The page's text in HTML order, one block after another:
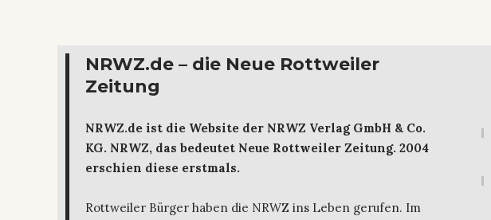
NRWZ.de – die Neue Rottweiler
Zeitung
NRWZ.de ist die Website der NRWZ Verlag GmbH & Co.
KG. NRWZ, das bedeutet Neue Rottweiler Zeitung. 2004
erschien diese erstmals.
Rottweiler Bürger haben die NRWZ ins Leben gerufen. Im